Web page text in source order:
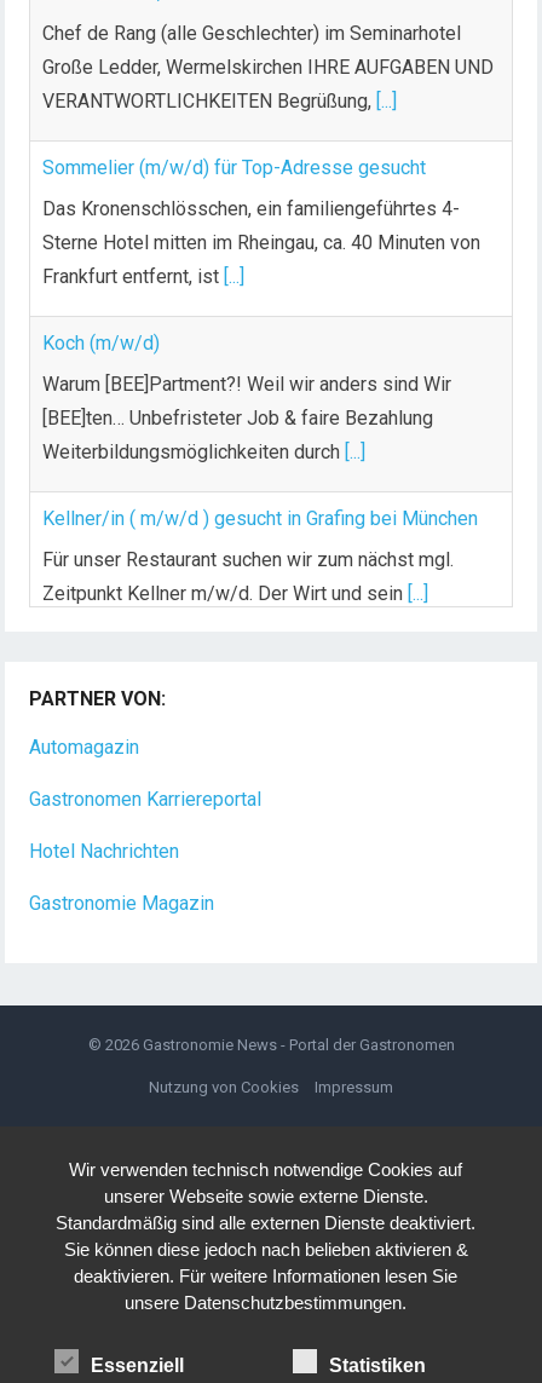
VERANTWORTLICHKEITEN Begrüßung,
[...]
Sommelier (m/w/d) für Top-Adresse gesucht
Sterne Hotel mitten im Rheingau, ca. 40 Minuten von
Frankfurt entfernt, ist
Koch (m/w/d)
[BEE]ten… Unbefristeter Job & faire Bezahlung
Weiterbildungsmöglichkeiten durch [...]
Kellner/in ( m/w/d ) gesucht in Grafing bei München
Zeitpunkt Kellner m/w/d. Der Wirt und sein[...]
PARTNER VON:
Automagazin
Gastronomen Karriereportal
Hotel Nachrichten
Gastronomie Magazin
© 2026 Gastronomie News - Portal der Gastronomen
Nutzung von Cookies Impressum
Wir verwenden technisch notwendige Cookies auf
unserer Webseite sowie externe Dienste.
Standardmäßig sind alle externen Dienste deaktiviert.
Sie können diese jedoch nach belieben aktivieren &
deaktivieren. Für weitere Informationen lesen Sie
unsere Datenschutzbestimmungen.
Essenziell Statistiken